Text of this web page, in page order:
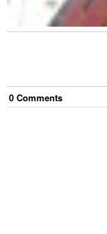
0 Comments